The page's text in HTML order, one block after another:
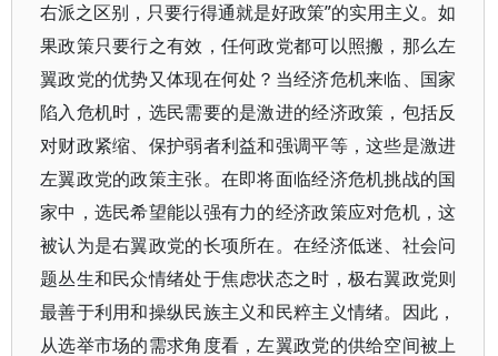
右派之区别，只要行得通就是好政策”的实用主义。如
果政策只要行之有效，任何政党都可以照搬，那么左
翼政党的优势又体现在何处？当经济危机来临、国家
陷入危机时，选民需要的是激进的经济政策，包括反
对财政紧缩、保护弱者利益和强调平等，这些是激进
左翼政党的政策主张。在即将面临经济危机挑战的国
家中，选民希望能以强有力的经济政策应对危机，这
被认为是右翼政党的长项所在。在经济低迷、社会问
题丛生和民众情绪处于焦虑状态之时，极右翼政党则
最善于利用和操纵民族主义和民粹主义情绪。因此，
从选举市场的需求角度看，左翼政党的供给空间被上